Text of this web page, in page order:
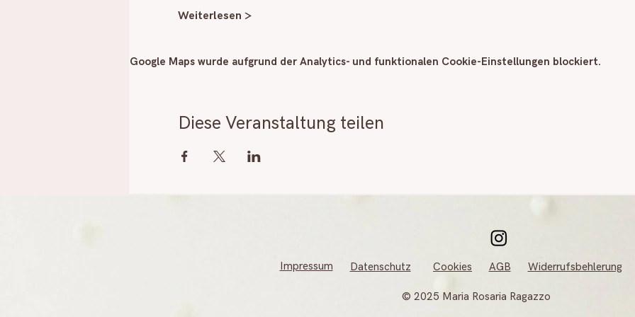
Weiterlesen >
Google Maps wurde aufgrund der Analytics- und funktionalen Cookie-Einstellungen blockiert.
Diese Veranstaltung teilen
Impressum Datenschutz Cookies AGB Widerrufsbehlerung
© 2025 Maria Rosaria Ragazzo